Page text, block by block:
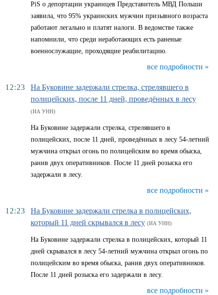
PiS о депортации украинцев Представитель МВД Польши
заявила, что 95% украинских мужчин призывного возраста
работают легально и платят налоги. В ведомстве также
напомнили, что среди неработающих есть раненые
военнослужащие, проходящие реабилитацию.
все подробности »
12:23
На Буковине задержали стрелка, стрелявшего в
полицейских, после 11 дней, проведённых в лесу
(ИА УНН)
На Буковине задержали стрелка, стрелявшего в
полицейских, после 11 дней, проведённых в лесу 54-летний
мужчина открыл огонь по полицейским во время обыска,
ранив двух оперативников. После 11 дней розыска его
задержали в лесу.
все подробности »
12:23
На Буковине задержали стрелка в полицейских,
который 11 дней скрывался в лесу (ИА УНН)
На Буковине задержали стрелка в полицейских, который 11
дней скрывался в лесу 54-летний мужчина открыл огонь по
полицейским во время обыска, ранив двух оперативников.
После 11 дней розыска его задержали в лесу.
все подробности »